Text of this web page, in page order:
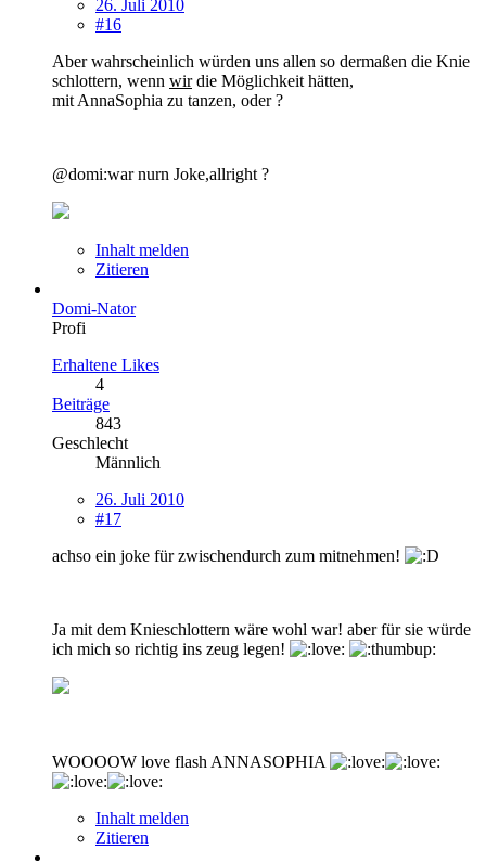
26. Juli 2010
#16
Aber wahrscheinlich würden uns allen so dermaßen die Knie
schlottern, wenn wirdie Möglichkeit hätten,
mit AnnaSophia zu tanzen, oder ?
@domi:war nurn Joke,allright ?
Inhalt melden
Zitieren
Domi-Nator
Profi
Erhaltene Likes
4
Beiträge
843
Geschlecht
Männlich
26. Juli 2010
#17
achso ein joke für zwischendurch zum mitnehmen!
Ja mit dem Knieschlottern wäre wohl war! aber für sie würde
ich mich so richtig ins zeug legen!
WOOOOW love flash ANNASOPHIA
Inhalt melden
Zitieren